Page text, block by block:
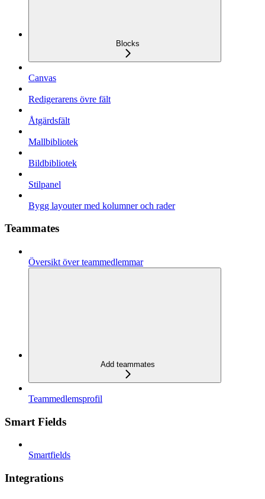
Blocks
Canvas
Redigerarens övre fält
Åtgärdsfält
Mallbibliotek
Bildbibliotek
Stilpanel
Bygg layouter med kolumner och rader
Teammates
Översikt över teammedlemmar
Add teammates
Teammedlemsprofil
Smart Fields
Smartfields
Integrations